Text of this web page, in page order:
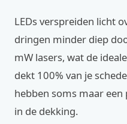
LEDs verspreiden licht
dringen minder diep
mW lasers, wat de
dekt 100% van je
hebben soms maar
in de dekking.